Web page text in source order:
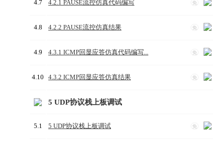
4.7 免
4.2.1 PAUSE流控仿真代码编写
4.8 免
4.2.2 PAUSE流控仿真结果
4.9 免
4.3.1 ICMP回显应答仿真代码编写...
4.10 免
4.3.2 ICMP回显应答仿真结果
5 UDP协议栈上板调试
5.1 免
5 UDP协议栈上板调试